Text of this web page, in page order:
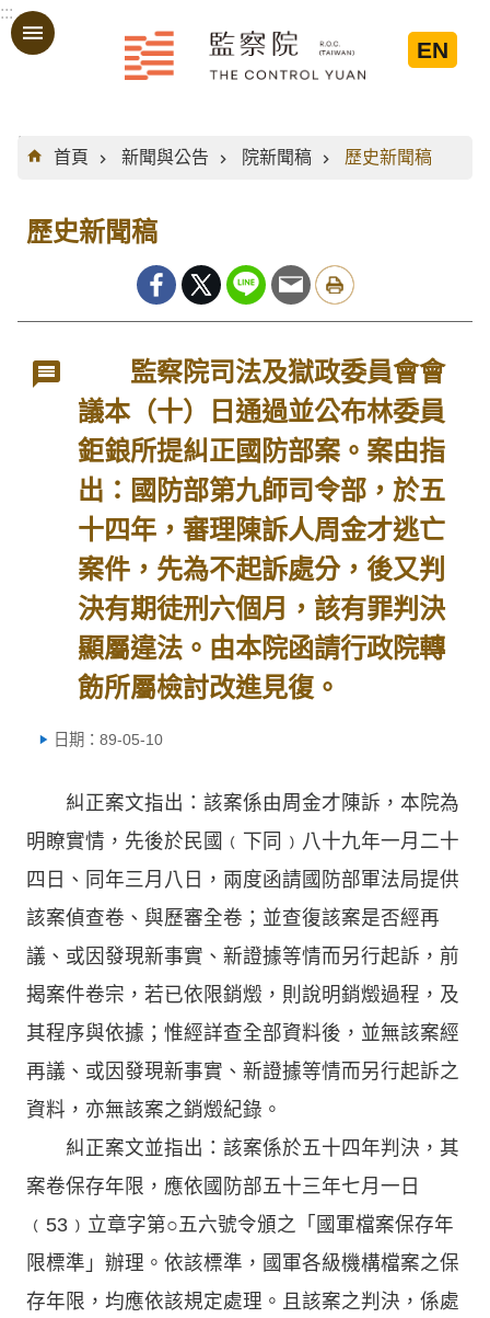
跳到主要內容區塊
:::
EN
:::
首頁
新聞與公告 院新聞稿 歷史新聞稿
歷史新聞稿
監察院司法及獄政委員會會
議本（十）日通過並公布林委員
鉅鋃所提糾正國防部案。案由指
出：國防部第九師司令部，於五
十四年，審理陳訴人周金才逃亡
案件，先為不起訴處分，後又判
決有期徒刑六個月，該有罪判決
顯屬違法。由本院函請行政院轉
飭所屬檢討改進見復。
日期：89-05-10
糾正案文指出：該案係由周金才陳訴，本院為
明瞭實情，先後於民國﹙下同﹚八十九年一月二十
四日、同年三月八日，兩度函請國防部軍法局提供
該案偵查卷、與歷審全卷；並查復該案是否經再
議、或因發現新事實、新證據等情而另行起訴，前
揭案件卷宗，若已依限銷燬，則說明銷燬過程，及
其程序與依據；惟經詳查全部資料後，並無該案經
再議、或因發現新事實、新證據等情而另行起訴之
資料，亦無該案之銷燬紀錄。
糾正案文並指出：該案係於五十四年判決，其
案卷保存年限，應依國防部五十三年七月一日
﹙53﹚立章字第○五六號令頒之「國軍檔案保存年
限標準」辦理。依該標準，國軍各級機構檔案之保
存年限，均應依該規定處理。且該案之判決，係處